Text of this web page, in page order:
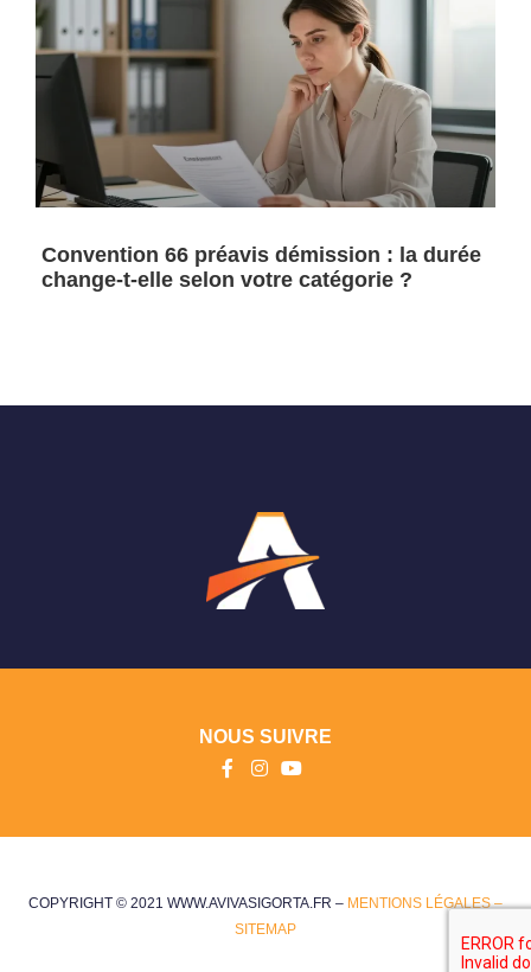
Convention 66 préavis démission : la durée
change-t-elle selon votre catégorie ?
NOUS SUIVRE
COPYRIGHT © 2021 WWW.AVIVASIGORTA.FR – MENTIONS LÉGALES –
SITEMAP